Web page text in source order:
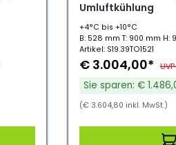
Umluftkühlung
+4°C bis +10°C
B: 528 mm T: 900 mm H:
Artikel: S19.39TO1521
€ 3.004,00*
Sie sparen: €
(€ 3.604,80 inkl. MwSt.)